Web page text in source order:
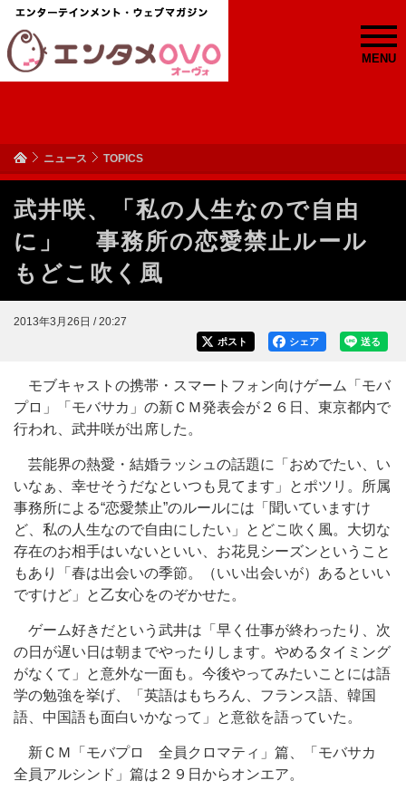
MENU
ニュース TOPICS
武井咲、「私の人生なので自由
に」 事務所の恋愛禁止ルール
もどこ吹く風
2013年3月26日 / 20:27
送る
シェア
ポスト
モブキャストの携帯・スマートフォン向けゲーム「モバ
プロ」「モバサカ」の新ＣＭ発表会が２６日、東京都内で
行われ、武井咲が出席した。
芸能界の熱愛・結婚ラッシュの話題に「おめでたい、い
いなぁ、幸せそうだなといつも見てます」とポツリ。所属
事務所による“恋愛禁止”のルールには「聞いていますけ
ど、私の人生なので自由にしたい」とどこ吹く風。大切な
存在のお相手はいないといい、お花見シーズンということ
もあり「春は出会いの季節。（いい出会いが）あるといい
ですけど」と乙女心をのぞかせた。
ゲーム好きだという武井は「早く仕事が終わったり、次
の日が遅い日は朝までやったりします。やめるタイミング
がなくて」と意外な一面も。今後やってみたいことには語
学の勉強を挙げ、「英語はもちろん、フランス語、韓国
語、中国語も面白いかなって」と意欲を語っていた。
新ＣＭ「モバプロ 全員クロマティ」篇、「モバサカ
全員アルシンド」篇は２９日からオンエア。